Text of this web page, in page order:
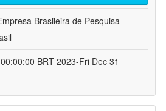
Brasileira de Pesquisa
BRT 2023-Fri Dec 31